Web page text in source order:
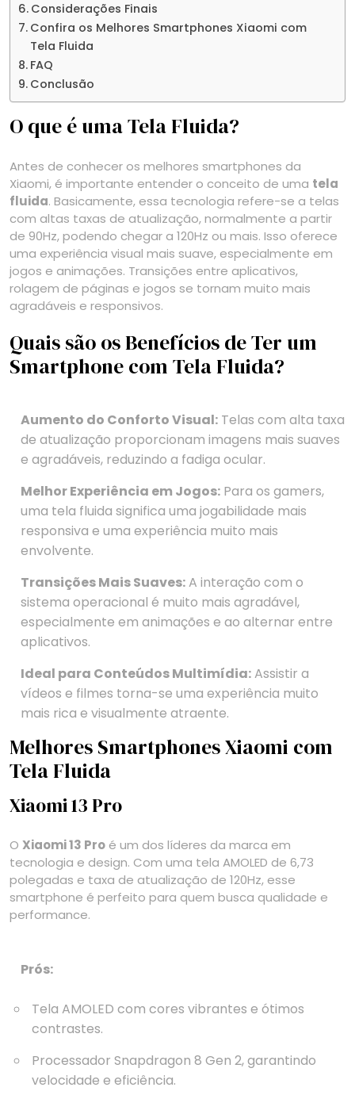
Considerações Finais
Confira os Melhores Smartphones Xiaomi com
Tela Fluida
FAQ
Conclusão
O que é uma Tela Fluida?
Antes de conhecer os melhores smartphones da
Xiaomi, é importante entender o conceito de uma tela
fluida. Basicamente, essa tecnologia refere-se a telas
com altas taxas de atualização, normalmente a partir
de 90Hz, podendo chegar a 120Hz ou mais. Isso oferece
uma experiência visual mais suave, especialmente em
jogos e animações. Transições entre aplicativos,
rolagem de páginas e jogos se tornam muito mais
agradáveis e responsivos.
Quais são os Benefícios de Ter um
Smartphone com Tela Fluida?
Aumento do Conforto Visual: Telas com alta taxa
de atualização proporcionam imagens mais suaves
e agradáveis, reduzindo a fadiga ocular.
Melhor Experiência em Jogos: Para os gamers,
uma tela fluida significa uma jogabilidade mais
responsiva e uma experiência muito mais
envolvente.
Transições Mais Suaves:A interação com o
sistema operacional é muito mais agradável,
especialmente em animações e ao alternar entre
aplicativos.
Ideal para Conteúdos Multimídia:Assistir a
vídeos e filmes torna-se uma experiência muito
mais rica e visualmente atraente.
Melhores Smartphones Xiaomi com
Tela Fluida
Xiaomi 13 Pro
O Xiaomi 13 Pro é um dos líderes da marca em
tecnologia e design. Com uma tela AMOLED de 6,73
polegadas e taxa de atualização de 120Hz, esse
smartphone é perfeito para quem busca qualidade e
performance.
Prós:
Tela AMOLED com cores vibrantes e ótimos
contrastes.
Processador Snapdragon 8 Gen 2, garantindo
velocidade e eficiência.